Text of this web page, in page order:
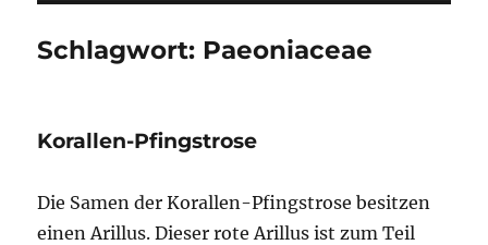
Schlagwort: Paeoniaceae
Korallen-Pfingstrose
Die Samen der Korallen-Pfingstrose besitzen
einen Arillus. Dieser rote Arillus ist zum Teil